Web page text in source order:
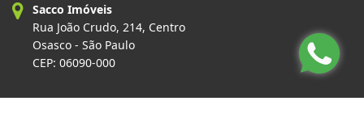
Sacco Imóveis
Rua João Crudo, 214, Centro
Osasco - São Paulo
CEP: 06090-000